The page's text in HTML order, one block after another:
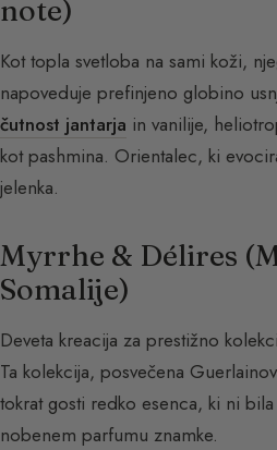
note)
Kot topla svetloba na sami koži,
napoveduje prefinjeno globino
čutnost jantarja in vanilije,
kot pashmina. Orientalec, ki
jelenka.
Myrrhe & Délires
Somalije)
Deveta kreacija za prestižno
Ta kolekcija, posvečena
tokrat gosti redko esenca, ki ni
nobenem parfumu znamke.